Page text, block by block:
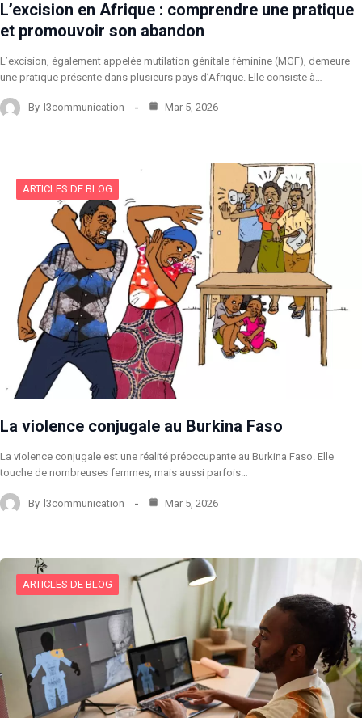
L’excision en Afrique : comprendre une pratique
et promouvoir son abandon
L’excision, également appelée mutilation génitale féminine (MGF), demeure
une pratique présente dans plusieurs pays d’Afrique. Elle consiste à…
By l3communication Mar 5, 2026
ARTICLES DE BLOG
La violence conjugale au Burkina Faso
La violence conjugale est une réalité préoccupante au Burkina Faso. Elle
touche de nombreuses femmes, mais aussi parfois…
By l3communication Mar 5, 2026
ARTICLES DE BLOG